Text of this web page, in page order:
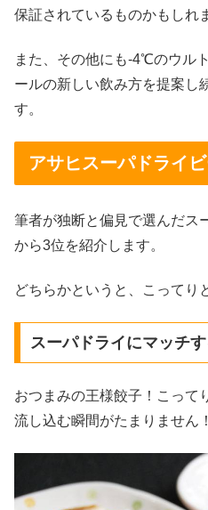
保証されているものかもしれ
また、その他にも-4℃のウル
ールの新しい飲み方を提案し
す。
アサヒスーパドライ
筆者が独断と偏見で選んだス
から3位を紹介します。
どちらかというと、こってり
スーパドライにマッチ
おつまみの王様餃子！こって
流し込む瞬間がたまりません！